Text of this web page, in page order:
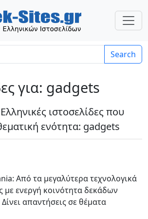
Search
για: gadgets
ιστοσελίδες που
ενότητα: gadgets
Από τα μεγαλύτερα τεχνολογικά
με ενεργή κοινότητα δεκάδων
απαντήσεις σε θέματα